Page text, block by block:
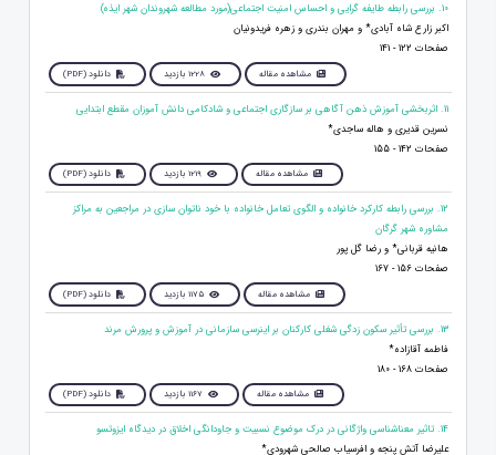
10. بررسی رابطه طایفه گرایی و احساس امنیت اجتماعی(مورد مطالعه شهروندان شهر ایذه)
اکبر زارع شاه آبادی* و مهران بندری و زهره فریدونیان
صفحات 122 - 141
مشاهده مقاله 1228 بازدید دانلود (PDF)
11. اثربخشی آموزش ذهن آگاهی بر سازگاری اجتماعی و شادکامی دانش آموزان مقطع ابتدایی
نسرین قدیری و هاله ساجدی*
صفحات 142 - 155
مشاهده مقاله 1219 بازدید دانلود (PDF)
12. بررسی رابطه کارکرد خانواده و الگوی تعامل خانواده با خود ناتوان سازی در مراجعین به مراکز
مشاوره شهر گرگان
هانیه قربانی* و رضا گل پور
صفحات 156 - 167
مشاهده مقاله 1175 بازدید دانلود (PDF)
13. بررسی تأثیر سکون زدگی شغلی کارکنان بر اینرسی سازمانی در آموزش و پرورش مرند
فاطمه آقازاده*
صفحات 168 - 180
مشاهده مقاله 1167 بازدید دانلود (PDF)
14. تاثیر معناشناسی واژگانی در درک موضوع نسبیت و جاودانگی اخلاق در دیدگاه ایزوتسو
علیرضا آتش پنجه و افرسیاب صالحی شهرودی*